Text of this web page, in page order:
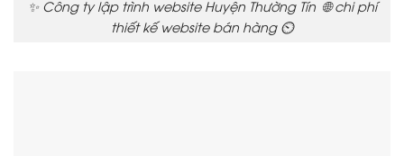
✨ Công ty lập trình website Huyện Thường Tín 🌐 chi phí
thiết kế website bán hàng ⏲️